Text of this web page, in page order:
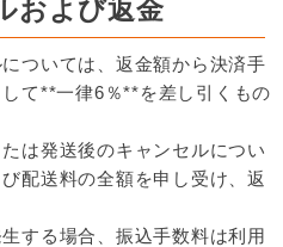
および返金
ついては、返金額から決済手
て**一律6％**を差し引くもの
は発送後のキャンセルについ
配送料の全額を申し受け、返
する場合、振込手数料は利用